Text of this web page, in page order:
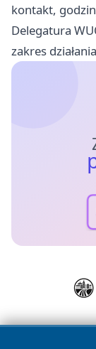
kontakt,
Delegatura
zakres działania